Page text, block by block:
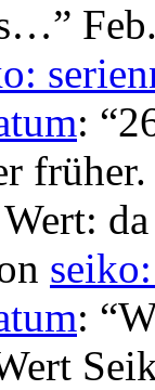
”
: “
Wert:
: “